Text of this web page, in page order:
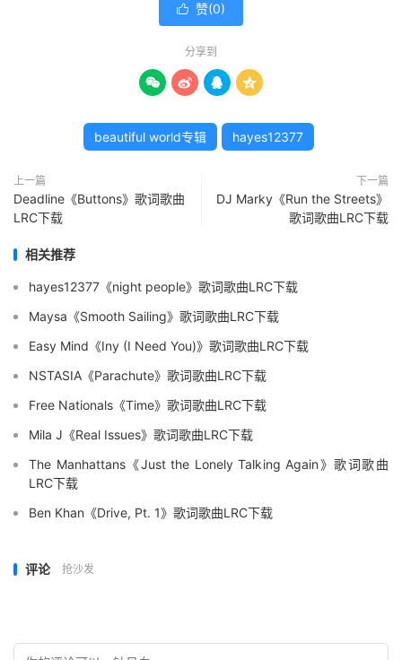
 赞(0)
分享到
   
beautiful world专辑 hayes12377
上一篇
Deadline《Buttons》歌词歌曲
LRC下载
下一篇
DJ Marky《Run the Streets》
歌词歌曲LRC下载
相关推荐
hayes12377《night people》歌词歌曲LRC下载
Maysa《Smooth Sailing》歌词歌曲LRC下载
Easy Mind《Iny (I Need You)》歌词歌曲LRC下载
NSTASIA《Parachute》歌词歌曲LRC下载
Free Nationals《Time》歌词歌曲LRC下载
Mila J《Real Issues》歌词歌曲LRC下载
The Manhattans《Just the Lonely Talking Again》歌词歌曲
LRC下载
Ben Khan《Drive, Pt. 1》歌词歌曲LRC下载
评论 抢沙发